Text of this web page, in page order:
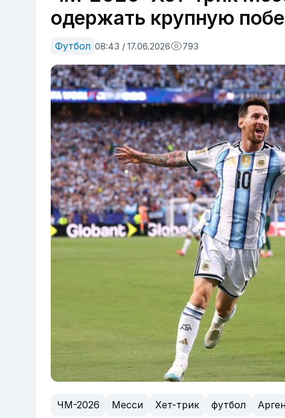
одержать крупную
Футбол 08:43 / 17.06.2026 793
ЧМ-2026 Месси Хет-трик футбол